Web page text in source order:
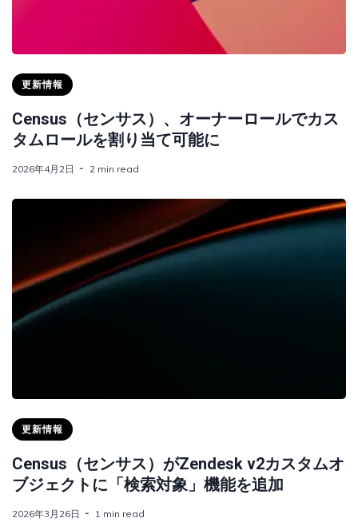
更新情報
Census（センサス）、オーナーロールでカス
タムロールを割り当て可能に
2026年4月2日 2 min read
更新情報
Census（センサス）がZendesk v2カスタムオ
ブジェクトに「検索対象」機能を追加
2026年3月26日 1 min read